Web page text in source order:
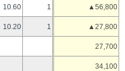
10.60 1 ▲56,800
10.20 1 ▲27,800
27,700
34,100